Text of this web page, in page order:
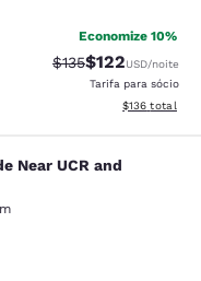
Economize 10%
Tarifa anterior
$135Tarifa com
$122USD/noite
Tarifa para sócio
Exibir
$136 total
UCR
Near UCR and
Bom. 1192 avaliações